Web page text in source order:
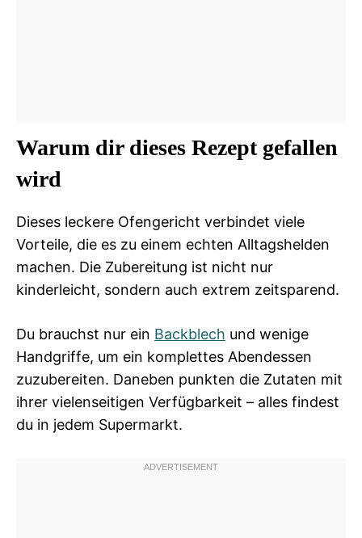
Warum dir dieses Rezept gefallen
wird
Dieses leckere Ofengericht verbindet viele
Vorteile, die es zu einem echten Alltagshelden
machen. Die Zubereitung ist nicht nur
kinderleicht, sondern auch extrem zeitsparend.
Du brauchst nur ein Backblech und wenige
Handgriffe, um ein komplettes Abendessen
zuzubereiten. Daneben punkten die Zutaten mit
ihrer vielenseitigen Verfügbarkeit – alles findest
du in jedem Supermarkt.